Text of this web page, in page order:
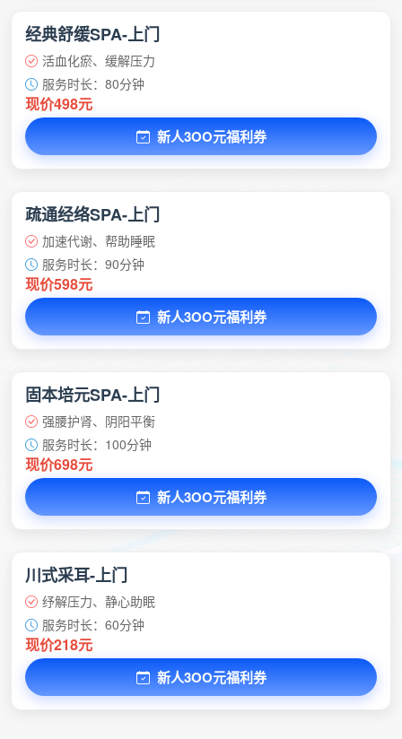
经典舒缓SPA-上门
活血化瘀、缓解压力
服务时长：80分钟
现价498元
新人3OO元福利券
疏通经络SPA-上门
加速代谢、帮助睡眠
服务时长：90分钟
现价598元
新人3OO元福利券
固本培元SPA-上门
强腰护肾、阴阳平衡
服务时长：100分钟
现价698元
新人3OO元福利券
川式采耳-上门
纾解压力、静心助眠
服务时长：60分钟
现价218元
新人3OO元福利券